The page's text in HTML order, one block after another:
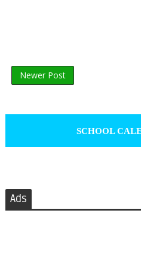
Newer Post
SCHOOL
Ads